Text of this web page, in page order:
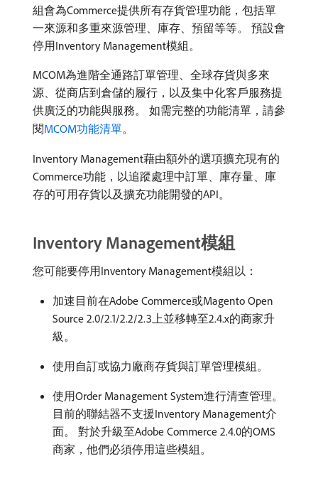
組會為Commerce提供所有存貨管理功能，包括單
一來源和多重來源管理、庫存、預留等等。 預設會
停用Inventory Management模組。
MCOM為進階全通路訂單管理、全球存貨與多來
源、從商店到倉儲的履行，以及集中化客戶服務提
供廣泛的功能與服務。 如需完整的功能清單，請參
閱MCOM功能清單。
Inventory Management藉由額外的選項擴充現有的
Commerce功能，以追蹤處理中訂單、庫存量、庫
存的可用存貨以及擴充功能開發的API。
Inventory Management模組
您可能要停用Inventory Management模組以：
加速目前在Adobe Commerce或Magento Open
Source 2.0/2.1/2.2/2.3上並移轉至2.4.x的商家升
級。
使用自訂或協力廠商存貨與訂單管理模組。
使用Order Management System進行清查管理。
目前的聯結器不支援Inventory Management介
面。 對於升級至Adobe Commerce 2.4.0的OMS
商家，他們必須停用這些模組。